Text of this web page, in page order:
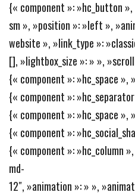
{« component »: »hc_button
sm », »position »: »left »,
website », »link_type »:
[], »lightbox_size »: » »,
{« component »: »hc_space »,
{« component »:
{« component »: »hc_space »,
{« component »:
{« component »: »hc_column
md-
12″, »animation »: » »,